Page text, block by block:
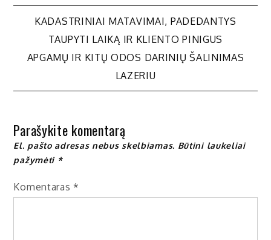
Navigacija
tarp
įrašų
KADASTRINIAI MATAVIMAI, PADEDANTYS
TAUPYTI LAIKĄ IR KLIENTO PINIGUS
APGAMŲ IR KITŲ ODOS DARINIŲ ŠALINIMAS
LAZERIU
Parašykite komentarą
El. pašto adresas nebus skelbiamas. Būtini laukeliai
pažymėti *
Komentaras *